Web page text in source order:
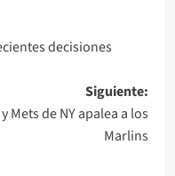
decisiones
Siguiente:
Mets de NY apalea a los
Marlins